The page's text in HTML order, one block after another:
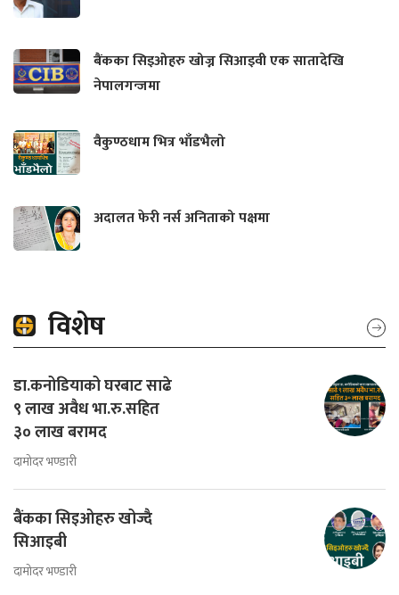
बैंकका सिइओहरु खोज्न सिआइवी एक सातादेखि
नेपालगन्जमा
वैकुण्ठधाम भित्र भाँडभैलो
अदालत फेरी नर्स अनिताको पक्षमा
विशेष
डा.कनोडियाको घरबाट साढे
९ लाख अवैध भा.रु.सहित
३० लाख बरामद
दामोदर भण्डारी
बैंकका सिइओहरु खोज्दै
सिआइबी
दामोदर भण्डारी